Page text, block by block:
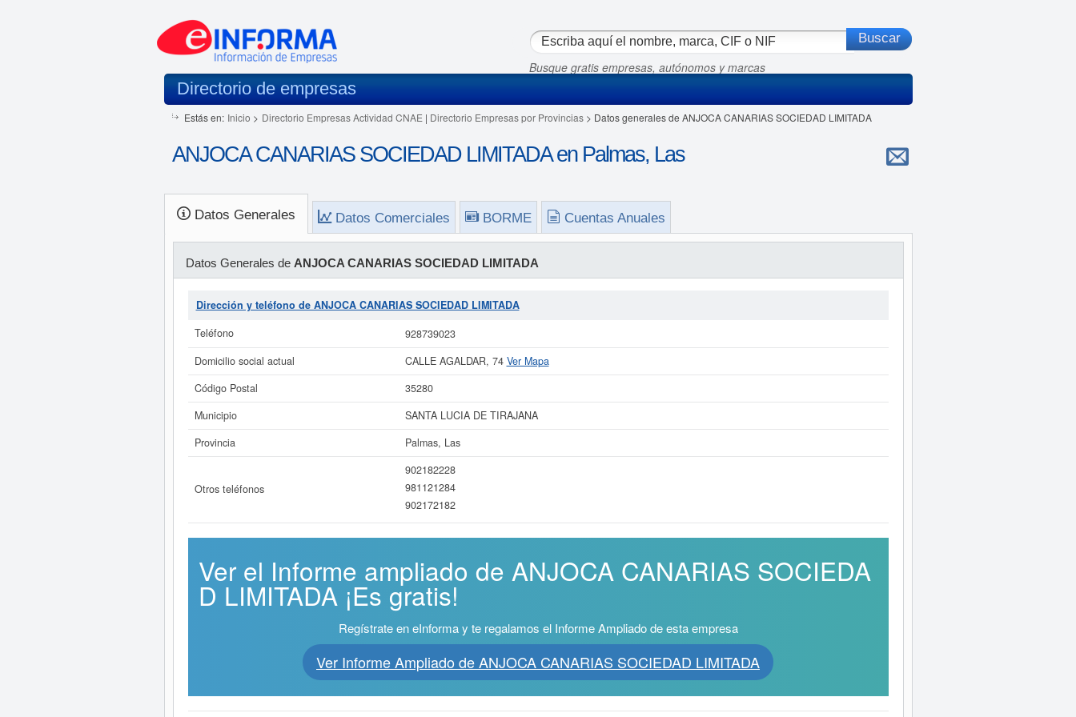
Busque gratis empresas, autónomos y marcas
Directorio de empresas
Estás en: Inicio > Directorio Empresas Actividad CNAE | Directorio Empresas por Provincias> Datos generales de ANJOCA CANARIAS SOCIEDAD LIMITADA
ANJOCA CANARIAS SOCIEDAD LIMITADA en Palmas, Las
Datos Generales Datos Comerciales BORME Cuentas Anuales
Datos Generales de ANJOCA CANARIAS SOCIEDAD LIMITADA
Dirección y teléfono de ANJOCA CANARIAS SOCIEDAD LIMITADA
Teléfono
928739023
Domicilio social actual
CALLE AGALDAR, 74 Ver Mapa
Código Postal
35280
Municipio
SANTA LUCIA DE TIRAJANA
Provincia
Palmas, Las
Otros teléfonos
902182228
981121284
902172182
Ver el Informe ampliado de ANJOCA CANARIAS SOCIEDA
D LIMITADA ¡Es gratis!
Regístrate en eInforma y te regalamos el Informe Ampliado de esta empresa
Ver Informe Ampliado de ANJOCA CANARIAS SOCIEDAD LIMITADA